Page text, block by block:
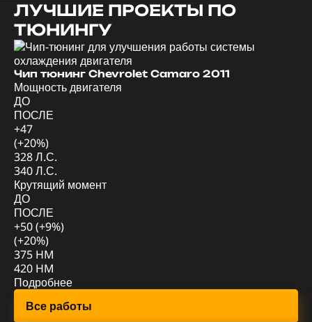
ЛУЧШИЕ ПРОЕКТЫ ПО
ТЮНИНГУ
Чип тюнинг Chevrolet Camaro 2011
Мощность двигателя
ДО
ПОСЛЕ
+47
(+20%)
328 Л.С.
340 Л.С.
Крутящий момент
ДО
ПОСЛЕ
+50 (+9%)
(+20%)
375 HM
420 HM
Подробнее
Все работы